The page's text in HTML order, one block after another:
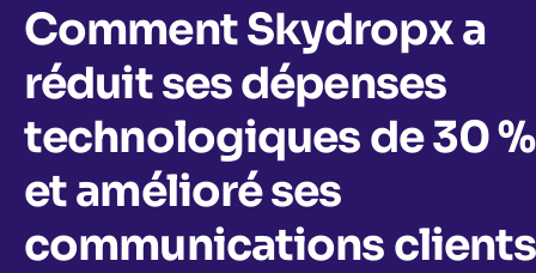
Comment Skydropx a
réduit ses dépenses
technologiques de 30 %
et amélioré ses
communications clients